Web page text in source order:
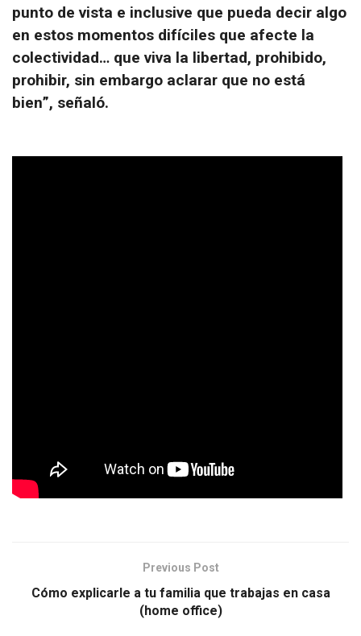
punto de vista e inclusive que pueda decir algo
en estos momentos difíciles que afecte la
colectividad… que viva la libertad, prohibido,
prohibir, sin embargo aclarar que no está
bien”, señaló.
Previous Post
Cómo explicarle a tu familia que trabajas en casa
(home office)